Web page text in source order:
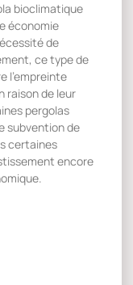
bioclimatique
économie
de
ce type de
l’empreinte
raison de leur
pergolas
subvention de
certaines
encore